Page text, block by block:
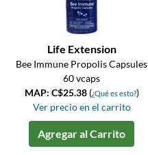
Life Extension
Bee Immune Propolis Capsules
60 vcaps
MAP: C$25.38 (¿Qué es esto?)
Ver precio en el carrito
Agregar al Carrito